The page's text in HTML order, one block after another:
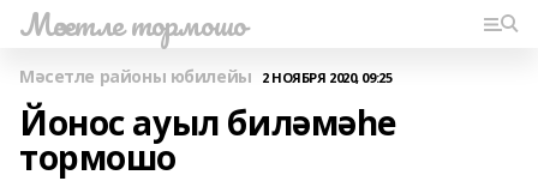
Мәсетле тормошо
Мәсетле районы юбилейы 2 НОЯБРЯ 2020, 09:25
Йонос ауыл биләмәһе
тормошо